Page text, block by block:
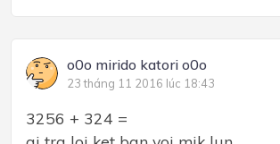
o0o mirido katori o0o
23 tháng 11 2016 lúc 18:43
3256 + 324 =